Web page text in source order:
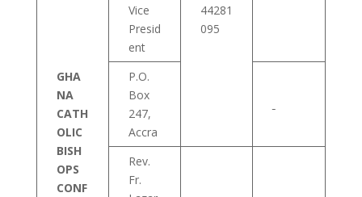
GHA
NA
CATH
OLIC
BISH
OPS
CONF
44281
095
Vice
Presid
ent
P.O.
Box
247,
Accra
Rev.
Fr.